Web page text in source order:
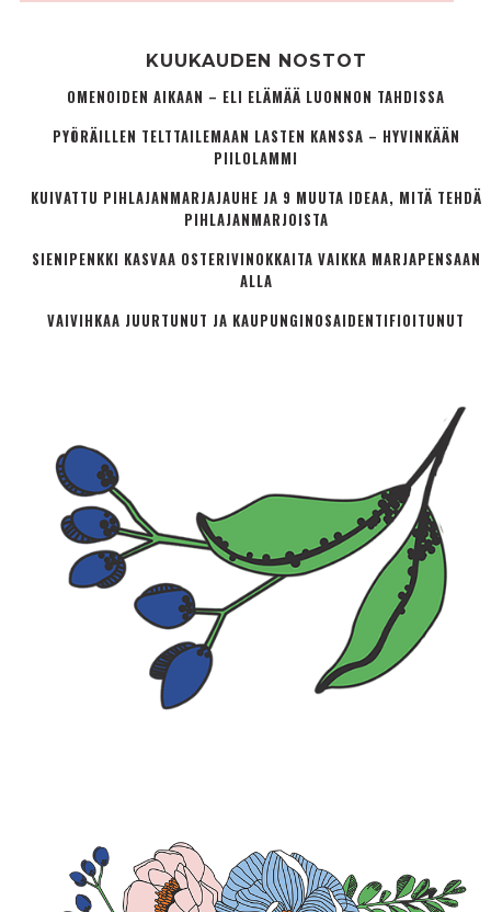
KUUKAUDEN NOSTOT
OMENOIDEN AIKAAN – ELI ELÄMÄÄ LUONNON TAHDISSA
PYÖRÄILLEN TELTTAILEMAAN LASTEN KANSSA – HYVINKÄÄN
PIILOLAMMI
KUIVATTU PIHLAJANMARJAJAUHE JA 9 MUUTA IDEAA, MITÄ TEHDÄ
PIHLAJANMARJOISTA
SIENIPENKKI KASVAA OSTERIVINOKKAITA VAIKKA MARJAPENSAAN
ALLA
VAIVIHKAA JUURTUNUT JA KAUPUNGINOSA­IDENTIFIOITUNUT